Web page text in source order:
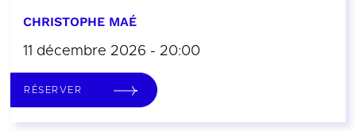
CHRISTOPHE MAÉ
11 décembre 2026 - 20:00
RÉSERVER